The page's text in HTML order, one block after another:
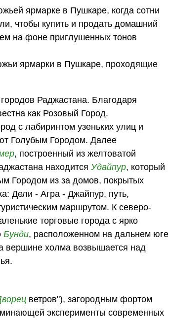
ярмарке в Пушкаре, когда сотни
чтобы купить и продать домашний
на фоне приглушенных тонов
ярмарки в Пушкаре, проходящие
городов Раджастана. Благодаря
как Розовый Город.
с лабиринтом узеньких улиц и
Голубым Городом. Далее
, построенный из желтоватой
находитсяУдайпур, который
Городом из за домов, покрытых
Дели - Агра - Джайпур, путь,
маршрутом. К северо-
торговые города с ярко
Бунди, расположенном на дальнем юге
вершине холма возвышается над
ветров"), загородным фортом
эксперименты современных